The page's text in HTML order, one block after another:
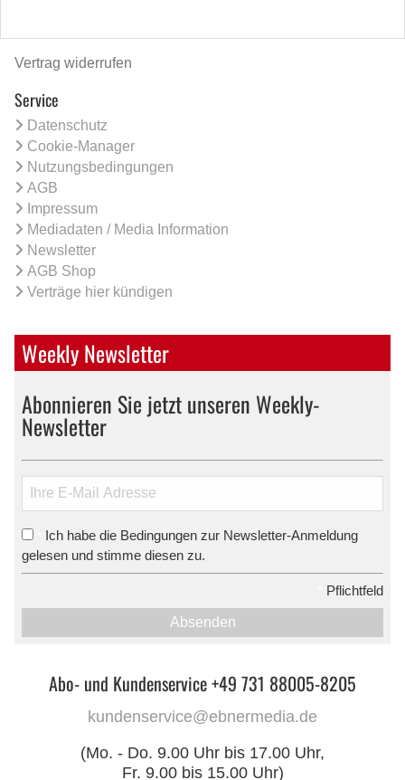
Vertrag widerrufen
Service
Datenschutz
Cookie-Manager
Nutzungsbedingungen
AGB
Impressum
Mediadaten / Media Information
Newsletter
AGB Shop
Verträge hier kündigen
Weekly Newsletter
Abonnieren Sie jetzt unseren Weekly-
Newsletter
Ich habe die Bedingungen zur Newsletter-Anmeldung
gelesen und stimme diesen zu.
Pflichtfeld
Absenden
Abo- und Kundenservice +49 731 88005-8205
kundenservice@ebnermedia.de
(Mo. - Do. 9.00 Uhr bis 17.00 Uhr,
Fr. 9.00 bis 15.00 Uhr)